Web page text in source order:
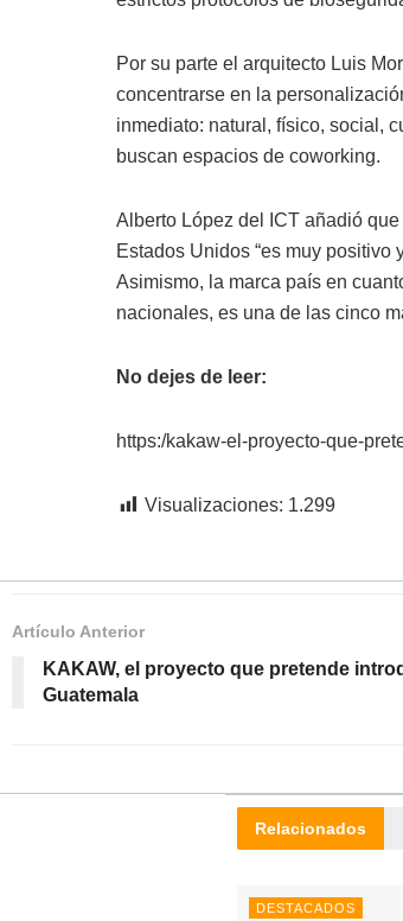
Por su parte el arquitecto Luis
concentrarse en la
inmediato: natural, físico, social,
buscan espacios de coworking.
Alberto López del ICT añadió
Estados Unidos “es muy
Asimismo, la marca país en
nacionales, es una de las cinco
No dejes de leer:
https:/kakaw-el-proyecto-que-
Visualizaciones: 1.299
Artículo Anterior
KAKAW, el proyecto que pretende
Guatemala
Relacionados
DESTACADOS